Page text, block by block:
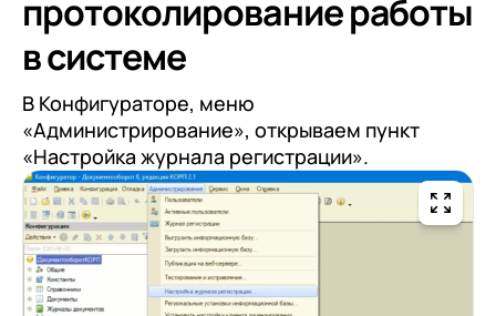
протоколирование работы
в системе
В Конфигураторе, меню
«Администрирование», открываем пункт
«Настройка журнала регистрации».